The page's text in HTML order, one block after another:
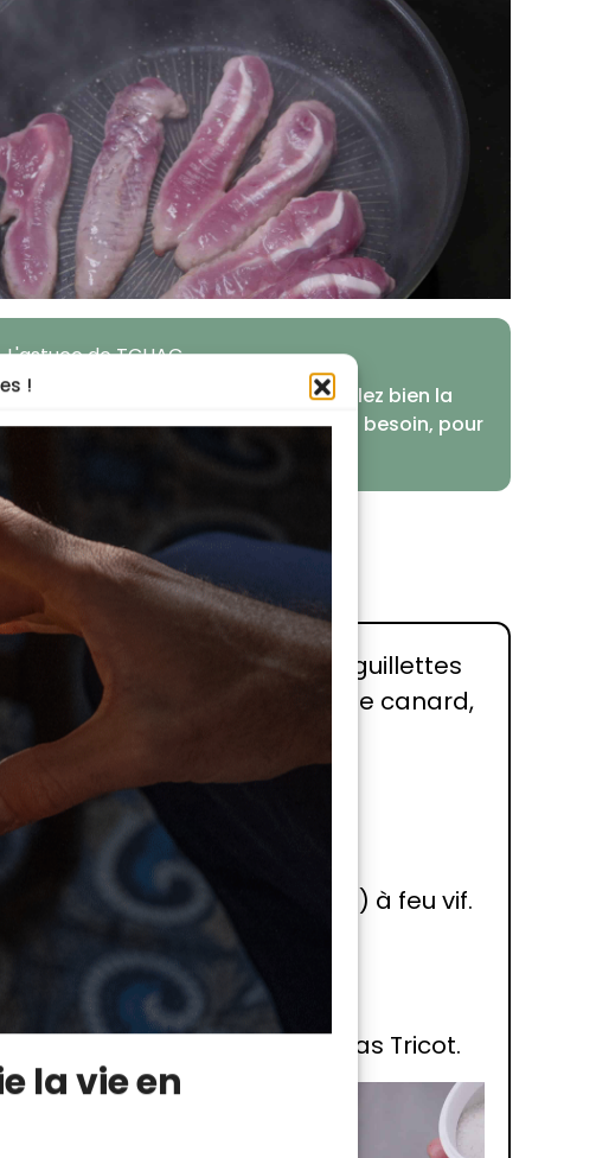
!
la vie en
L'astuce de TCHAC
Pour la cuisson à l'unilatérale, surveillez bien la
puissance de votre feu et adaptez si besoin, pour
éviter de faire brûler le canard.
cette recette avec des aiguillettes
recette avec des magrets de canard,
déposez les aiguillettes.
de la taille de vos aiguillettes) à feu vif.
continue à se diffuser.
le cours en ligne de Lucas Tricot.